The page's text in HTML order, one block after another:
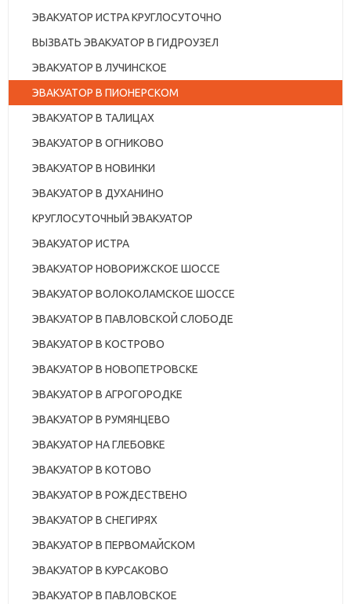
ЭВАКУАТОР ИСТРА КРУГЛОСУТОЧНО
ВЫЗВАТЬ ЭВАКУАТОР В ГИДРОУЗЕЛ
ЭВАКУАТОР В ЛУЧИНСКОЕ
ЭВАКУАТОР В ПИОНЕРСКОМ
ЭВАКУАТОР В ТАЛИЦАХ
ЭВАКУАТОР В ОГНИКОВО
ЭВАКУАТОР В НОВИНКИ
ЭВАКУАТОР В ДУХАНИНО
КРУГЛОСУТОЧНЫЙ ЭВАКУАТОР
ЭВАКУАТОР ИСТРА
ЭВАКУАТОР НОВОРИЖСКОЕ ШОССЕ
ЭВАКУАТОР ВОЛОКОЛАМСКОЕ ШОССЕ
ЭВАКУАТОР В ПАВЛОВСКОЙ СЛОБОДЕ
ЭВАКУАТОР В КОСТРОВО
ЭВАКУАТОР В НОВОПЕТРОВСКЕ
ЭВАКУАТОР В АГРОГОРОДКЕ
ЭВАКУАТОР В РУМЯНЦЕВО
ЭВАКУАТОР НА ГЛЕБОВКЕ
ЭВАКУАТОР В КОТОВО
ЭВАКУАТОР В РОЖДЕСТВЕНО
ЭВАКУАТОР В СНЕГИРЯХ
ЭВАКУАТОР В ПЕРВОМАЙСКОМ
ЭВАКУАТОР В КУРСАКОВО
ЭВАКУАТОР В ПАВЛОВСКОЕ